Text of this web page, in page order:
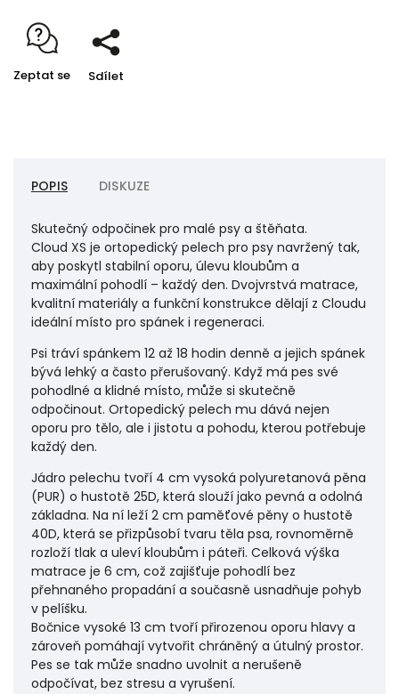
Zeptat se Sdílet
POPIS DISKUZE
Skutečný odpočinek pro malé psy a štěňata.
Cloud XS je ortopedický pelech pro psy navržený tak,
aby poskytl stabilní oporu, úlevu kloubům a
maximální pohodlí – každý den. Dvojvrstvá matrace,
kvalitní materiály a funkční konstrukce dělají z Cloudu
ideální místo pro spánek i regeneraci.
Psi tráví spánkem 12 až 18 hodin denně a jejich spánek
bývá lehký a často přerušovaný. Když má pes své
pohodlné a klidné místo, může si skutečně
odpočinout. Ortopedický pelech mu dává nejen
oporu pro tělo, ale i jistotu a pohodu, kterou potřebuje
každý den.
Jádro pelechu tvoří 4 cm vysoká polyuretanová pěna
(PUR) o hustotě 25D, která slouží jako pevná a odolná
základna. Na ní leží 2 cm paměťové pěny o hustotě
40D, která se přizpůsobí tvaru těla psa, rovnoměrně
rozloží tlak a uleví kloubům i páteři. Celková výška
matrace je 6 cm, což zajišťuje pohodlí bez
přehnaného propadání a současně usnadňuje pohyb
v pelíšku.
Bočnice vysoké 13 cm tvoří přirozenou oporu hlavy a
zároveň pomáhají vytvořit chráněný a útulný prostor.
Pes se tak může snadno uvolnit a nerušeně
odpočívat, bez stresu a vyrušení.